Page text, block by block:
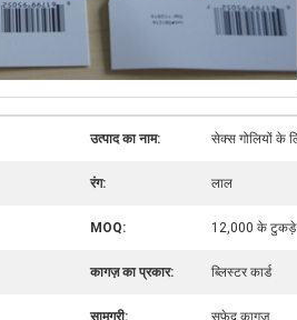
उत्पाद का नाम: सेक्स गोलियों के
रंग: लाल
MOQ: 12,000 के टुकड़े
कागज़ का प्रकार: ब्लिस्टर कार्ड
सामग्री: सफ़ेद कागज